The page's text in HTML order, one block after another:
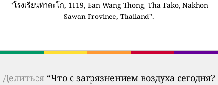
"โรงเรียนท่าตะโก, 1119, Ban Wang Thong, Tha Tako, Nakhon
Sawan Province, Thailand".
Делиться “Что с загрязнением воздуха сегодня?